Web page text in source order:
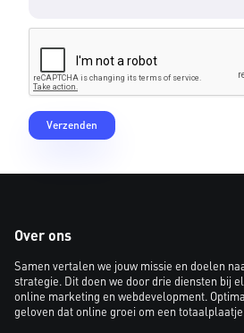
Over ons
Samen vertalen we jouw missie en doelen
strategie. Dit doen we door drie diensten bij
online marketing en webdevelopment.
geloven dat online groei om een